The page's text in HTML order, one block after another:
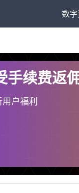
数
续费返
用户福利